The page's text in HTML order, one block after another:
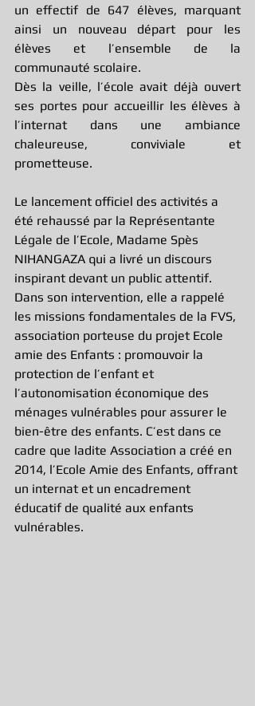
un effectif de 647 élèves, marquant
ainsi un nouveau départ pour les
élèves et l’ensemble de la
communauté scolaire.
Dès la veille, l’école avait déjà ouvert
ses portes pour accueillir les élèves à
l’internat dans une ambiance
chaleureuse, conviviale et
prometteuse.
Le lancement officiel des activités a
été rehaussé par la Représentante
Légale de l’Ecole, Madame Spès
NIHANGAZA qui a livré un discours
inspirant devant un public attentif.
Dans son intervention, elle a rappelé
les missions fondamentales de la FVS,
association porteuse du projet Ecole
amie des Enfants : promouvoir la
protection de l’enfant et
l’autonomisation économique des
ménages vulnérables pour assurer le
bien-être des enfants. C’est dans ce
cadre que ladite Association a créé en
2014, l’Ecole Amie des Enfants, offrant
un internat et un encadrement
éducatif de qualité aux enfants
vulnérables.